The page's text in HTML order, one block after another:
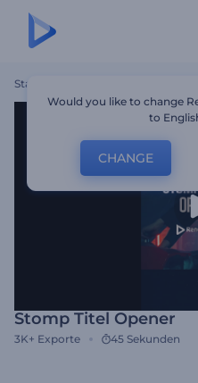
Startseite
Stomp Titel Opener
3K+ Exporte 45 Sekunden
Would you like to change
to
CHANGE